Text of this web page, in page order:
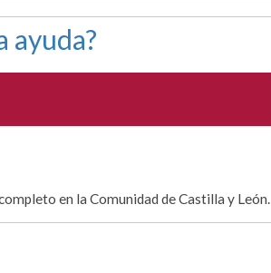
ayuda?
en la Comunidad de Castilla y León.